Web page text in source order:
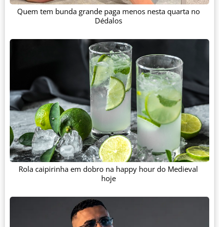
Quem tem bunda grande paga menos nesta quarta no
Dédalos
Rola caipirinha em dobro na happy hour do Medieval
hoje